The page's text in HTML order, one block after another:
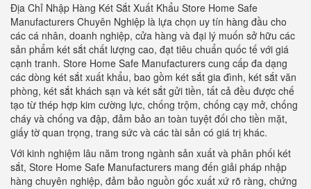
Địa Chỉ Nhập Hàng Két Sắt Xuất Khẩu Store Home Safe
Manufacturers Chuyên Nghiệp là lựa chọn uy tín hàng đầu cho
các cá nhân, doanh nghiệp, cửa hàng và đại lý muốn sở hữu các
sản phẩm két sắt chất lượng cao, đạt tiêu chuẩn quốc tế với giá
cạnh tranh. Store Home Safe Manufacturers cung cấp đa dạng
các dòng két sắt xuất khẩu, bao gồm két sắt gia đình, két sắt văn
phòng, két sắt khách sạn và két sắt gửi tiền, tất cả đều được chế
tạo từ thép hợp kim cường lực, chống trộm, chống cạy mở, chống
cháy và chống va đập, đảm bảo an toàn tuyệt đối cho tiền mặt,
giấy tờ quan trọng, trang sức và các tài sản có giá trị khác.
Với kinh nghiệm lâu năm trong ngành sản xuất và phân phối két
sắt, Store Home Safe Manufacturers mang đến giải pháp nhập
hàng chuyên nghiệp, đảm bảo nguồn gốc xuất xứ rõ ràng, chứng